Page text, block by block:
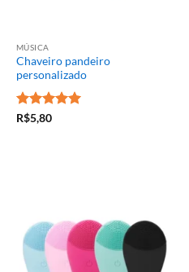
MÚSICA
Chaveiro pandeiro
personalizado
Avaliação
R$5,80